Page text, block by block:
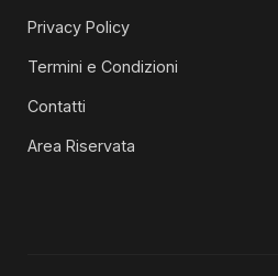
Privacy Policy
Termini e Condizioni
Contatti
Area Riservata